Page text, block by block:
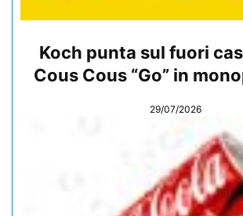
Koch punta sul fuori
Cous Cous “Go” in
29/07/2026